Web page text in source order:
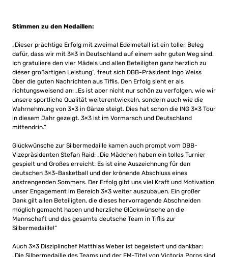
Stimmen zu den Medaillen:
„Dieser prächtige Erfolg mit zweimal Edelmetall ist ein toller Beleg
dafür, dass wir mit 3×3 in Deutschland auf einem sehr guten Weg sind.
Ich gratuliere den vier Mädels und allen Beteiligten ganz herzlich zu
dieser großartigen Leistung“, freut sich DBB-Präsident Ingo Weiss
über die guten Nachrichten aus Tiflis. Den Erfolg sieht er als
richtungsweisend an: „Es ist aber nicht nur schön zu verfolgen, wie wir
unsere sportliche Qualität weiterentwickeln, sondern auch wie die
Wahrnehmung von 3×3 in Gänze steigt. Dies hat schon die ING 3×3 Tour
in diesem Jahr gezeigt. 3×3 ist im Vormarsch und Deutschland
mittendrin.“
Glückwünsche zur Silbermedaille kamen auch prompt vom DBB-
Vizepräsidenten Stefan Raid: „Die Mädchen haben ein tolles Turnier
gespielt und Großes erreicht. Es ist eine Auszeichnung für den
deutschen 3×3-Basketball und der krönende Abschluss eines
anstrengenden Sommers. Der Erfolg gibt uns viel Kraft und Motivation
unser Engagement im Bereich 3×3 weiter auszubauen. Ein großer
Dank gilt allen Beteiligten, die dieses hervorragende Abschneiden
möglich gemacht haben und herzliche Glückwünsche an die
Mannschaft und das gesamte deutsche Team in Tiflis zur
Silbermedaille!“
Auch 3×3 Disziplinchef Matthias Weber ist begeistert und dankbar:
„Die Silbermedaille des Teams und der EM-Titel von Victoria Poros sind